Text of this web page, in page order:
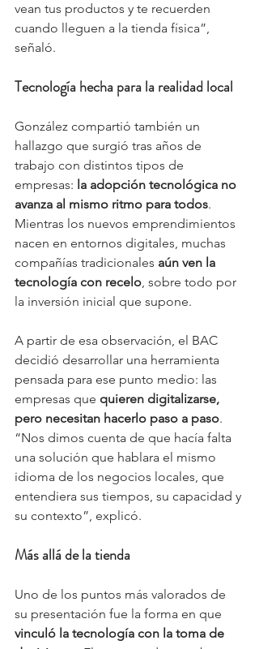
vean tus productos y te recuerden
cuando lleguen a la tienda física”,
señaló.
Tecnología hecha para la realidad local
González compartió también un
hallazgo que surgió tras años de
trabajo con distintos tipos de
empresas: la adopción tecnológica no
avanza al mismo ritmo para todos.
Mientras los nuevos emprendimientos
nacen en entornos digitales, muchas
compañías tradicionales aún ven la
tecnología con recelo, sobre todo por
la inversión inicial que supone.
A partir de esa observación, el BAC
decidió desarrollar una herramienta
pensada para ese punto medio: las
empresas que quieren digitalizarse,
pero necesitan hacerlo paso a paso.
“Nos dimos cuenta de que hacía falta
una solución que hablara el mismo
idioma de los negocios locales, que
entendiera sus tiempos, su capacidad y
su contexto”, explicó.
Más allá de la tienda
Uno de los puntos más valorados de
su presentación fue la forma en que
vinculó la tecnología con la toma de